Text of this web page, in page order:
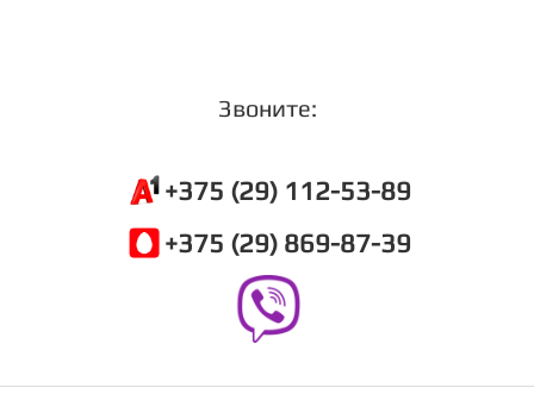
Звоните:
+375 (29) 112-53-89
+375 (29) 869-87-39